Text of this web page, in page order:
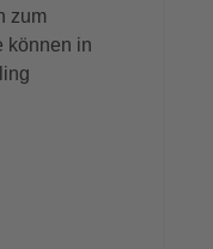
zum
können in